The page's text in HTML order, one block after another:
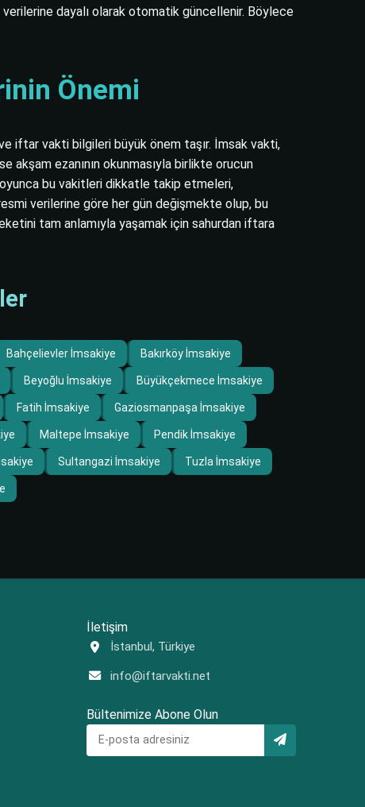
verilerine dayalı olarak otomatik güncellenir. Böylece
Önemi
iftar vakti bilgileri büyük önem taşır. İmsak vakti,
ezanının okunmasıyla birlikte orucun
bu vakitleri dikkatle takip etmeleri,
verilerine göre her gün değişmekte olup, bu
tam anlamıyla yaşamak için sahurdan iftara
Bahçelievler İmsakiye Bakırköy İmsakiye
Beyoğlu İmsakiye Büyükçekmece İmsakiye
Fatih İmsakiye Gaziosmanpaşa İmsakiye
Maltepe İmsakiye Pendik İmsakiye
Sultangazi İmsakiye Tuzla İmsakiye
İletişim
İstanbul, Türkiye
info@iftarvakti.net
Bültenimize Abone Olun